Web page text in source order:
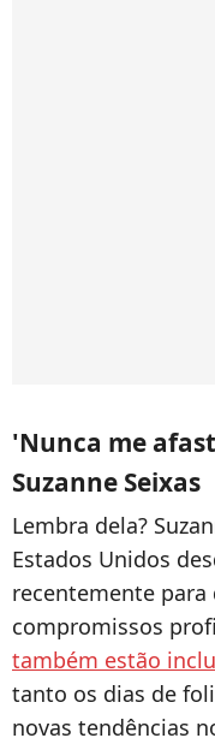
'Nunca me
Suzanne Seixas
Lembra dela?
Estados Unidos
recentemente
compromissos
também estão
tanto os dias de
novas tendências